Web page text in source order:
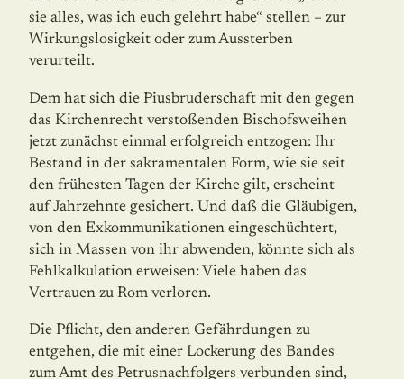
sie alles, was ich euch gelehrt habe“ stellen – zur
Wirkungslosigkeit oder zum Aussterben
verurteilt.
Dem hat sich die Piusbruderschaft mit den gegen
das Kirchenrecht verstoßenden Bi­schofsweihen
jetzt zunächst einmal erfolgreich entzogen: Ihr
Bestand in der sakra­men­ta­len Form, wie sie seit
den frühesten Tagen der Kirche gilt, erscheint
auf Jahrzehnte gesichert. Und daß die Gläubigen,
von den Exkommunikationen eingeschüchtert,
sich in Massen von ihr abwenden, könnte sich als
Fehlkalkulation erweisen: Viele haben das
Vertrauen zu Rom verloren.
Die Pflicht, den anderen Gefährdungen zu
entgehen, die mit einer Loc­kerung des Bandes
zum Amt des Petrusnachfolgers verbunden sind,